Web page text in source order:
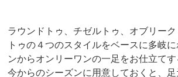
ラウンドトゥ、チゼルトゥ、オブリー
トゥの４つのスタイルをベースに多岐
ンからオンリーワンの一足をお仕立てす
今からのシーズンに用意しておくと、